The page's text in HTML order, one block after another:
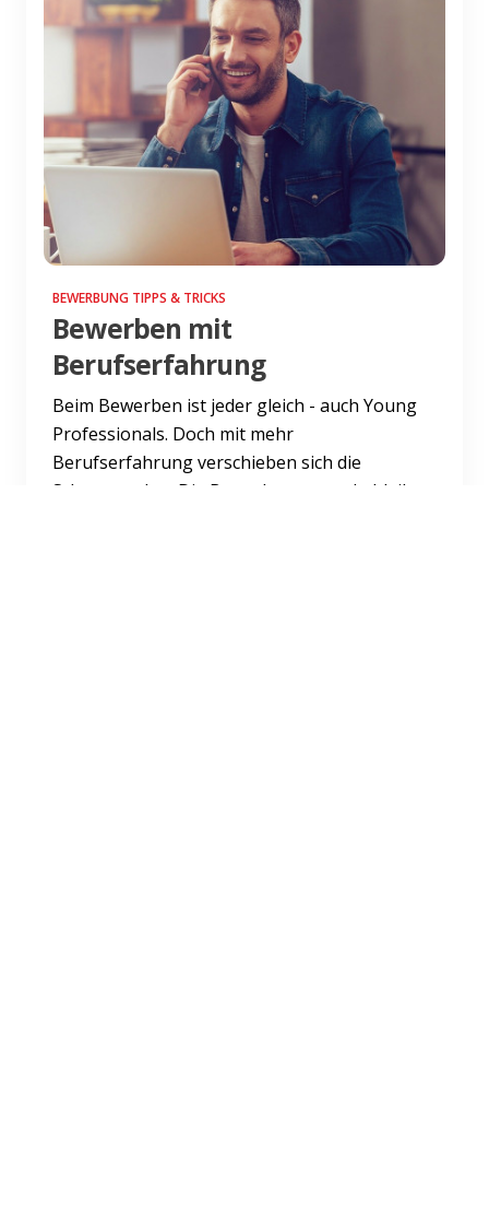
BEWERBUNG TIPPS & TRICKS
Bewerben mit
Berufserfahrung
Beim Bewerben ist jeder gleich - auch Young
Professionals. Doch mit mehr
Berufserfahrung verschieben sich die
Schwerpunkte. Die Bewerbungsregeln bleib...